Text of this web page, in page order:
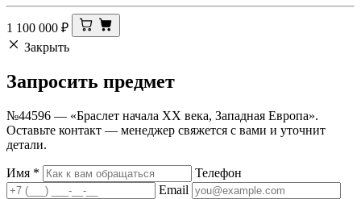
1 100 000 ₽
Закрыть
Запросить предмет
№44596 — «Браслет начала XX века, Западная Европа».
Оставьте контакт — менеджер свяжется с вами и уточнит
детали.
Имя *
Телефон
Email